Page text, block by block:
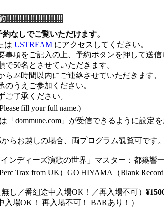
なしでご覧いただけます。
は USTREAM にアクセスしてください。
項をご記入の上、予約ボタンを押して送信
50名とさせていただきます。
24時間以内にご連絡させていただきます。
うえご参加ください。
了承ください。
fill your full name.)
「dommune.com」が受信できるように設定
らお越しの場合、両プログラム観覧可です。
インディーズ演歌の世界」マスター：都
Trax from UK）GO HIYAMA（Blank
し／番組途中入場OK！／再入場不可）
場OK！ 再入場不可！ BARあり！）